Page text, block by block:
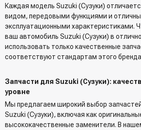
Каждая модель Suzuki (Сузуки)
видом, передовыми функциями и
эксплуатационными характеристиками.
ваш автомобиль Suzuki (Сузуки) в
использовать только качественные
соответствуют стандартам этого
Запчасти для Suzuki (Сузуки):
уровне
Мы предлагаем широкий выбор
Suzuki (Сузуки), включая как
высококачественные заменители. В